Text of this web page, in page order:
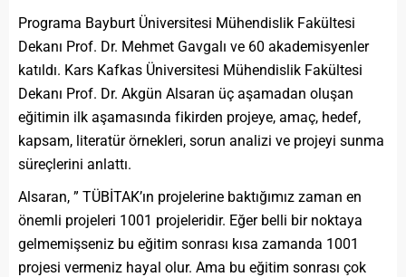
Programa Bayburt Üniversitesi Mühendislik Fakültesi
Dekanı Prof. Dr. Mehmet Gavgalı ve 60 akademisyenler
katıldı. Kars Kafkas Üniversitesi Mühendislik Fakültesi
Dekanı Prof. Dr. Akgün Alsaran üç aşamadan oluşan
eğitimin ilk aşamasında fikirden projeye, amaç, hedef,
kapsam, literatür örnekleri, sorun analizi ve projeyi sunma
süreçlerini anlattı.
Alsaran, ” TÜBİTAK’ın projelerine baktığımız zaman en
önemli projeleri 1001 projeleridir. Eğer belli bir noktaya
gelmemişseniz bu eğitim sonrası kısa zamanda 1001
projesi vermeniz hayal olur. Ama bu eğitim sonrası çok